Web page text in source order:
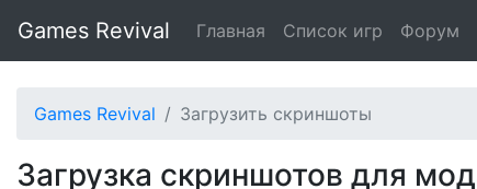
Games Revival Главная Список игр Форум
Games Revival Загрузить скриншоты
Загрузка скриншотов для